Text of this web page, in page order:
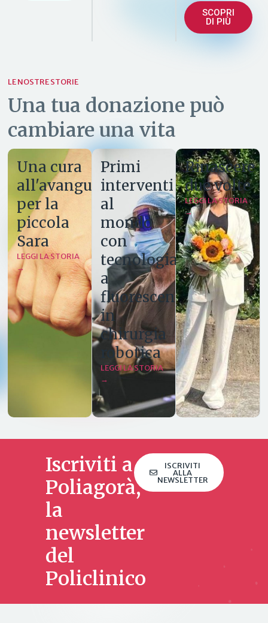
SCOPRI
DI PIÙ
LE NOSTRE STORIE
Una tua donazione può
cambiare una vita
Una cura
all'avanguardia
per la
piccola
Sara
LEGGI LA STORIA
→
Primi
interventi
al
mondo
con
tecnologia
a
fluorescenza
in
chirurgia
robotica
LEGGI LA STORIA
→
Rinascere
due volte
LEGGI LA STORIA
→
Iscriviti a
Poliagorà,
la
newsletter
del
Policlinico
ISCRIVITI
ALLA
NEWSLETTER